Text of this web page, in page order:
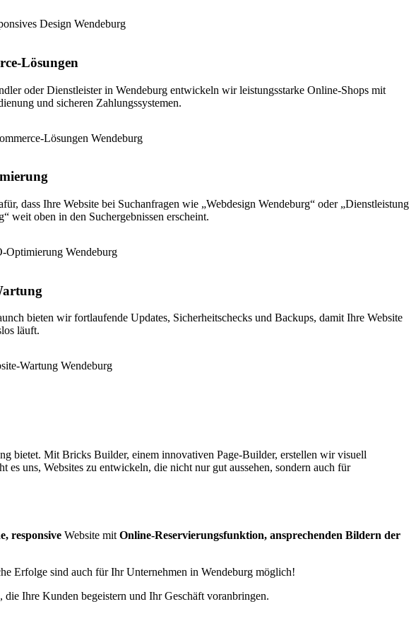
Lösungen
oder Dienstleister in Wendeburg entwickeln wir leistungsstarke Online-Shops mit
und sicheren Zahlungssystemen.
dass Ihre Website bei Suchanfragen wie „Webdesign Wendeburg“ oder „Dienstleistung
weit oben in den Suchergebnissen erscheint.
bieten wir fortlaufende Updates, Sicherheitschecks und Backups, damit Ihre Website
läuft.
bietet. Mit Bricks Builder, einem innovativen Page-Builder, erstellen wir visuell
uns, Websites zu entwickeln, die nicht nur gut aussehen, sondern auch für
responsive Website mit Online-Reservierungsfunktion, ansprechenden Bildern der
Erfolge sind auch für Ihr Unternehmen in Wendeburg möglich!
Ihre Kunden begeistern und Ihr Geschäft voranbringen.